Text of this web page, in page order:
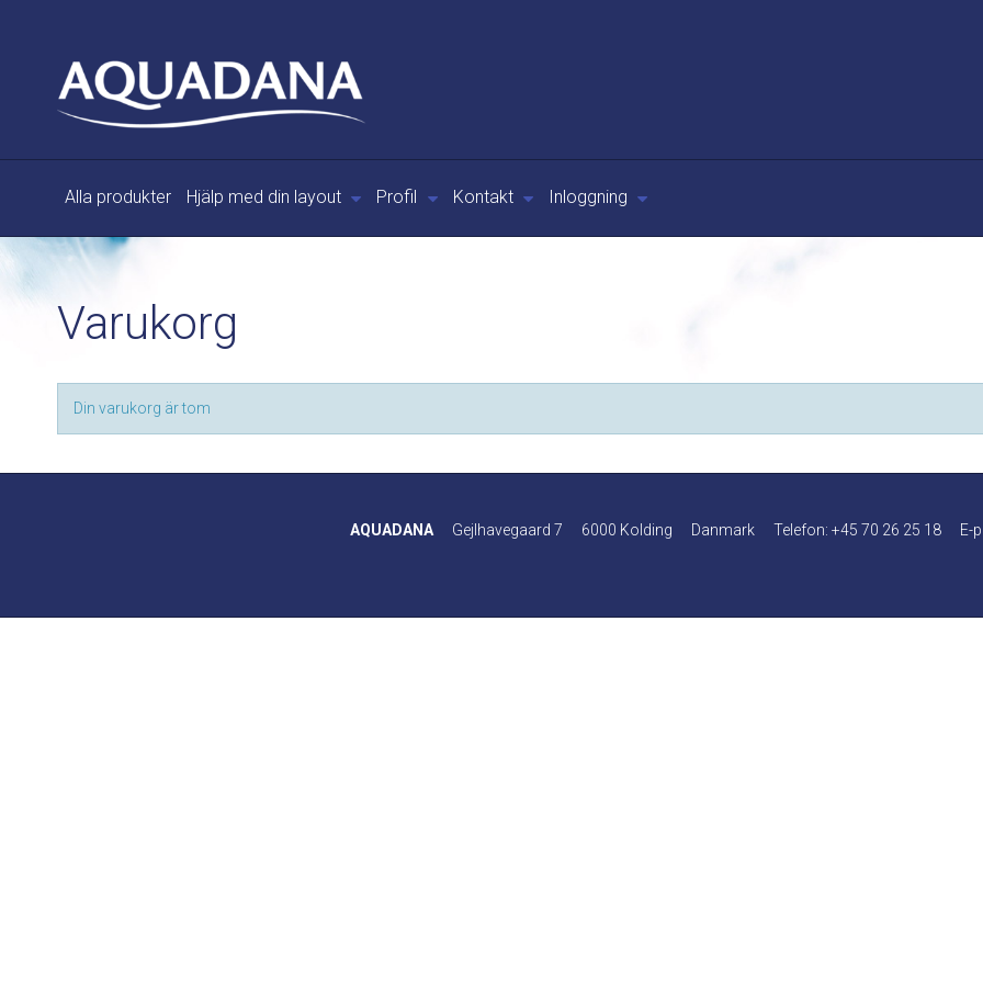
Alla produkter Hjälp med din layout Profil Kontakt Inloggning
Varukorg
Din varukorg är tom
AQUADANA Gejlhavegaard 7 6000 Kolding Danmark Telefon: +45 70 26 25 18 E-